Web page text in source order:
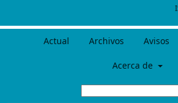
Actual Archivos Avisos
Acerca de